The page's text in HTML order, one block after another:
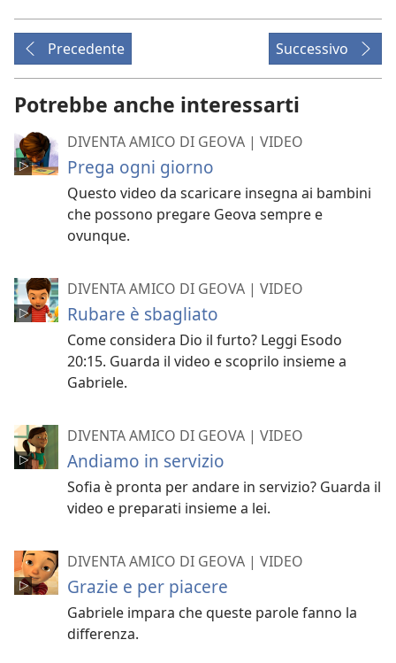
Precedente Successivo
Potrebbe anche interessarti
DIVENTA AMICO DI GEOVA | VIDEO
Prega ogni giorno
Questo video da scaricare insegna ai bambini
che possono pregare Geova sempre e
ovunque.
DIVENTA AMICO DI GEOVA | VIDEO
Rubare è sbagliato
Come considera Dio il furto? Leggi Esodo
20:15. Guarda il video e scoprilo insieme a
Gabriele.
DIVENTA AMICO DI GEOVA | VIDEO
Andiamo in servizio
Sofia è pronta per andare in servizio? Guarda il
video e preparati insieme a lei.
DIVENTA AMICO DI GEOVA | VIDEO
Grazie e per piacere
Gabriele impara che queste parole fanno la
differenza.